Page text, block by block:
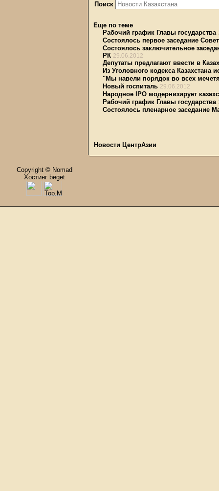
Поиск
Еще по теме
Рабочий график Главы государства
Состоялось первое заседание
Состоялось заключительное
РК 29.06.2012
Депутаты предлагают ввести в
Из Уголовного кодекса Казахстана
"Мы навели порядок во всех
Новый госпиталь 29.06.2012
Народное IPO модернизирует
Рабочий график Главы государства
Состоялось пленарное заседание
Новости ЦентрАзии
Copyright © Nomad
Хостинг beget